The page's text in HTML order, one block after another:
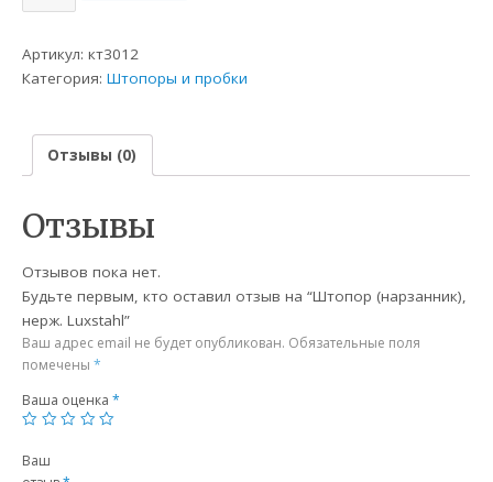
Артикул:кт3012
Категория:Штопоры и пробки
Отзывы (0)
Отзывы
Отзывов пока нет.
Будьте первым, кто оставил отзыв на “Штопор (нарзанник),
нерж. Luxstahl”
Ваш адрес email не будет опубликован. Обязательные поля
помечены*
Ваша оценка*
Ваш